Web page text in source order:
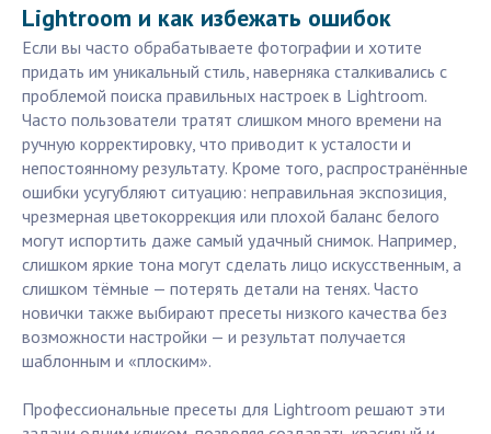
Lightroom и как избежать ошибок
Если вы часто обрабатываете фотографии и хотите
придать им уникальный стиль, наверняка сталкивались с
проблемой поиска правильных настроек в Lightroom.
Часто пользователи тратят слишком много времени на
ручную корректировку, что приводит к усталости и
непостоянному результату. Кроме того, распространённые
ошибки усугубляют ситуацию: неправильная экспозиция,
чрезмерная цветокоррекция или плохой баланс белого
могут испортить даже самый удачный снимок. Например,
слишком яркие тона могут сделать лицо искусственным, а
слишком тёмные — потерять детали на тенях. Часто
новички также выбирают пресеты низкого качества без
возможности настройки — и результат получается
шаблонным и «плоским».
Профессиональные пресеты для Lightroom решают эти